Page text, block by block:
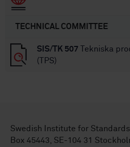
TECHNICAL COMMITTEE
SIS/TK 507 Tekniska
(TPS)
Swedish Institute for Standards
Box 45443, SE-104 31